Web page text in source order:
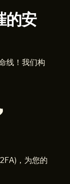
的安
线！我们构
，为您的